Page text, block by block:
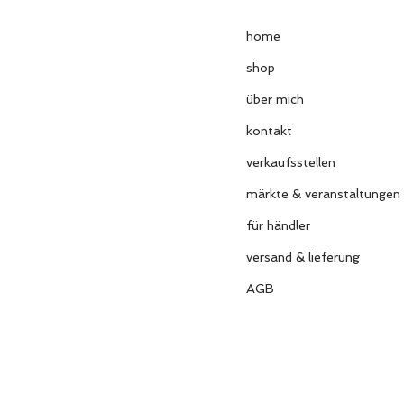
home
shop
über mich
kontakt
verkaufsstellen
märkte & veranstaltungen
für händler
versand & lieferung
AGB